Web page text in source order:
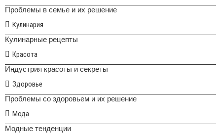
Проблемы в семье и их решение
Кулинария
Кулинарные рецепты
Красота
Индустрия красоты и секреты
Здоровье
Проблемы со здоровьем и их решение
Мода
Модные тенденции